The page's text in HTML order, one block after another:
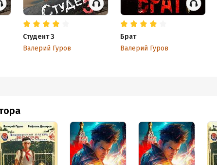
Студент 3
Валерий Гуров
Брат
Валерий Гуров